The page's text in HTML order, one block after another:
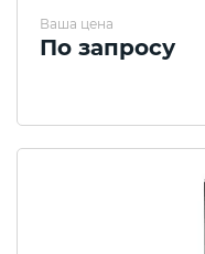
Ваша цена
По запросу